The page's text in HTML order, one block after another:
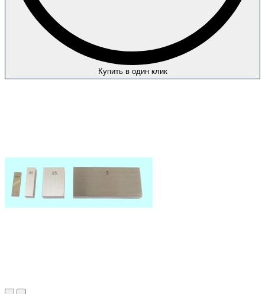
Купить в один клик